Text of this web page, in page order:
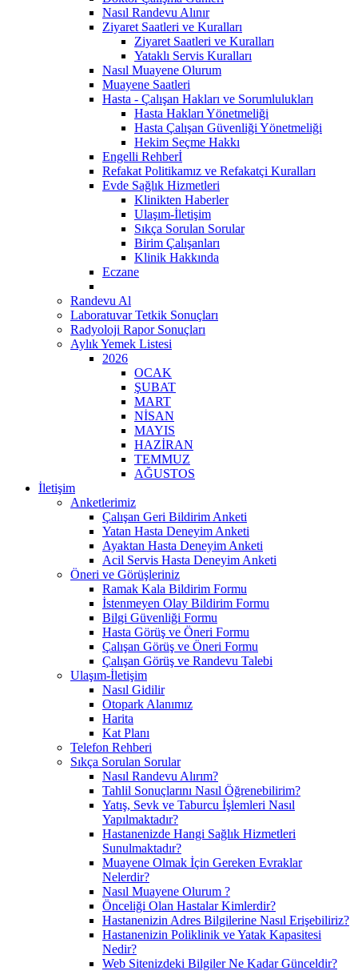
Nasıl Randevu Alınır
Ziyaret Saatleri ve Kuralları
Ziyaret Saatleri ve Kuralları
Yataklı Servis Kuralları
Nasıl Muayene Olurum
Muayene Saatleri
Hasta - Çalışan Hakları ve Sorumlulukları
Hasta Hakları Yönetmeliği
Hasta Çalışan Güvenliği Yönetmeliği
Hekim Seçme Hakkı
Engelli Rehberİ
Refakat Politikamız ve Refakatçi Kuralları
Evde Sağlık Hizmetleri
Klinikten Haberler
Ulaşım-İletişim
Sıkça Sorulan Sorular
Birim Çalışanları
Klinik Hakkında
Eczane
Randevu Al
Laboratuvar Tetkik Sonuçları
Radyoloji Rapor Sonuçları
Aylık Yemek Listesi
2026
OCAK
ŞUBAT
MART
NİSAN
MAYIS
HAZİRAN
TEMMUZ
AĞUSTOS
İletişim
Anketlerimiz
Çalışan Geri Bildirim Anketi
Yatan Hasta Deneyim Anketi
Ayaktan Hasta Deneyim Anketi
Acil Servis Hasta Deneyim Anketi
Öneri ve Görüşleriniz
Ramak Kala Bildirim Formu
İstenmeyen Olay Bildirim Formu
Bilgi Güvenliği Formu
Hasta Görüş ve Öneri Formu
Çalışan Görüş ve Öneri Formu
Çalışan Görüş ve Randevu Talebi
Ulaşım-İletişim
Nasıl Gidilir
Otopark Alanımız
Harita
Kat Planı
Telefon Rehberi
Sıkça Sorulan Sorular
Nasıl Randevu Alırım?
Tahlil Sonuçlarını Nasıl Öğrenebilirim?
Yatış, Sevk ve Taburcu İşlemleri Nasıl
Yapılmaktadır?
Hastanenizde Hangi Sağlık Hizmetleri
Sunulmaktadır?
Muayene Olmak İçin Gereken Evraklar
Nelerdir?
Nasıl Muayene Olurum ?
Önceliği Olan Hastalar Kimlerdir?
Hastanenizin Adres Bilgilerine Nasıl Erişebiliriz?
Hastanenizin Poliklinik ve Yatak Kapasitesi
Nedir?
Web Sitenizdeki Bilgiler Ne Kadar Günceldir?